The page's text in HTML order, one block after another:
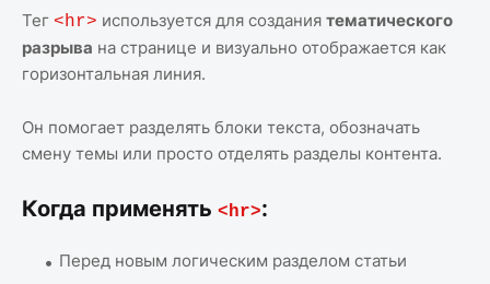
Тег <hr> используется для создания тематического
разрыва на странице и визуально отображается как
горизонтальная линия.
Он помогает разделять блоки текста, обозначать
смену темы или просто отделять разделы контента.
Когда применять <hr>:
Перед новым логическим разделом статьи